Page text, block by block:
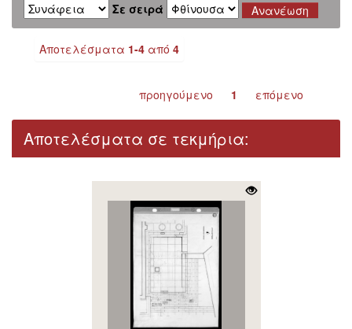
Σε σειρά
Αποτελέσματα 1-4 από 4
προηγούμενο 1 επόμενο
Αποτελέσματα σε τεκμήρια: